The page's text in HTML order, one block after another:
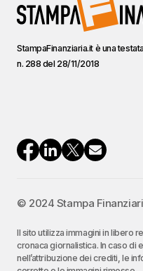
StampaFinanziaria.it è una
n. 288 del 28/11/2018
© 2024 Stampa
Il sito utilizza immagini in libero
cronaca giornalistica. In caso di
nell’attribuzione dei crediti, le